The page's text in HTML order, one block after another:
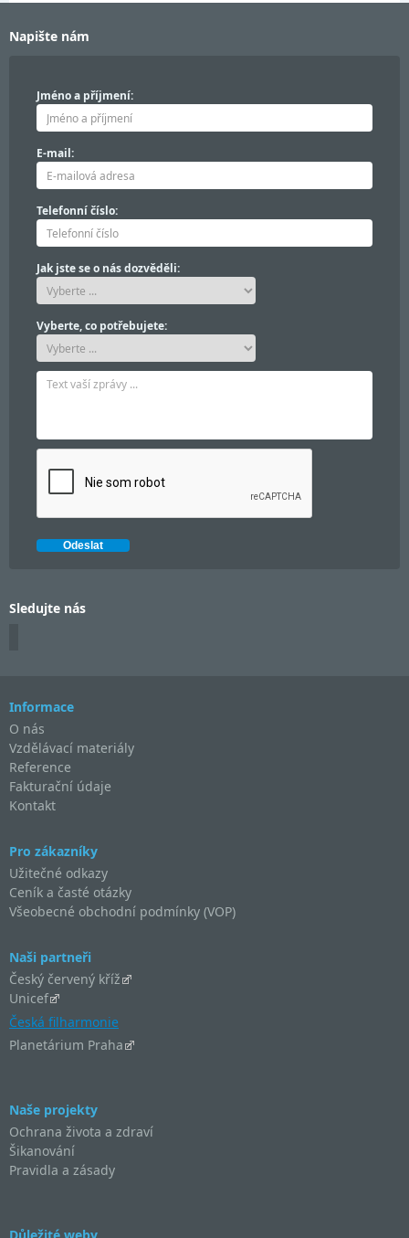
Napište nám
Jméno a příjmení:
E-mail:
Telefonní číslo:
Jak jste se o nás dozvěděli:
Vyberte, co potřebujete:
Sledujte nás
Informace
O nás
Vzdělávací materiály
Reference
Fakturační údaje
Kontakt
Pro zákazníky
Užitečné odkazy
Ceník a časté otázky
Všeobecné obchodní podmínky (VOP)
Naši partneři
Český červený kříž
Unicef
Česká filharmonie
Planetárium Praha
Naše projekty
Ochrana života a zdraví
Šikanování
Pravidla a zásady